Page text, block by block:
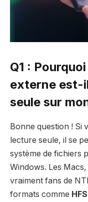
Q1 :
externe est-
seule sur
Bonne question ! Si
lecture seule, il se
système de fichiers
Windows. Les
vraiment fans de
formats comme HFS